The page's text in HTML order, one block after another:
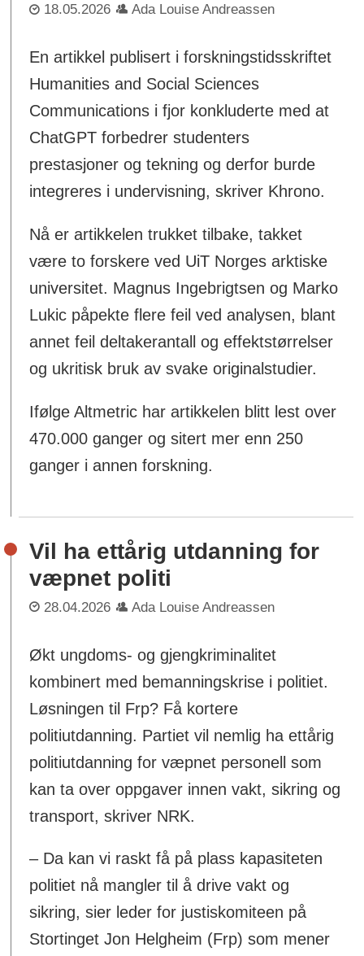
18.05.2026 Ada Louise Andreassen
En artikkel publisert i forskningstidsskriftet
Humanities and Social Sciences
Communications i fjor konkluderte med at
ChatGPT forbedrer studenters
prestasjoner og tekning og derfor burde
integreres i undervisning, skriver Khrono.
Nå er artikkelen trukket tilbake, takket
være to forskere ved UiT Norges arktiske
universitet. Magnus Ingebrigtsen og Marko
Lukic påpekte flere feil ved analysen, blant
annet feil deltakerantall og effektstørrelser
og ukritisk bruk av svake originalstudier.
Ifølge Altmetric har artikkelen blitt lest over
470.000 ganger og sitert mer enn 250
ganger i annen forskning.
Vil ha ettårig utdanning for
væpnet politi
28.04.2026 Ada Louise Andreassen
Økt ungdoms- og gjengkriminalitet
kombinert med bemanningskrise i politiet.
Løsningen til Frp? Få kortere
politiutdanning. Partiet vil nemlig ha ettårig
politiutdanning for væpnet personell som
kan ta over oppgaver innen vakt, sikring og
transport, skriver NRK.
– Da kan vi raskt få på plass kapasiteten
politiet nå mangler til å drive vakt og
sikring, sier leder for justiskomiteen på
Stortinget Jon Helgheim (Frp) som mener